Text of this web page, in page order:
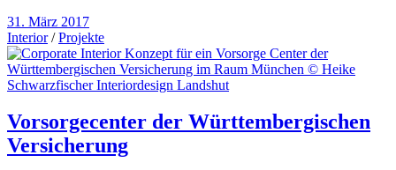
31. März 2017
Interior/Projekte
Vorsorgecenter der Württembergischen
Versicherung